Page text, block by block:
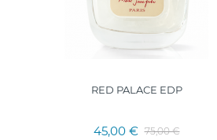
RED PALACE EDP
45,00 € 75,00 €